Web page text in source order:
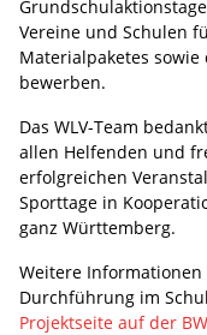
Vereine und Schulen
Materialpaketes
bewerben.
Das WLV-Team
allen Helfenden und
erfolgreichen
Sporttage in
ganz Württemberg.
Weitere
Durchführung im
Projektseite auf der